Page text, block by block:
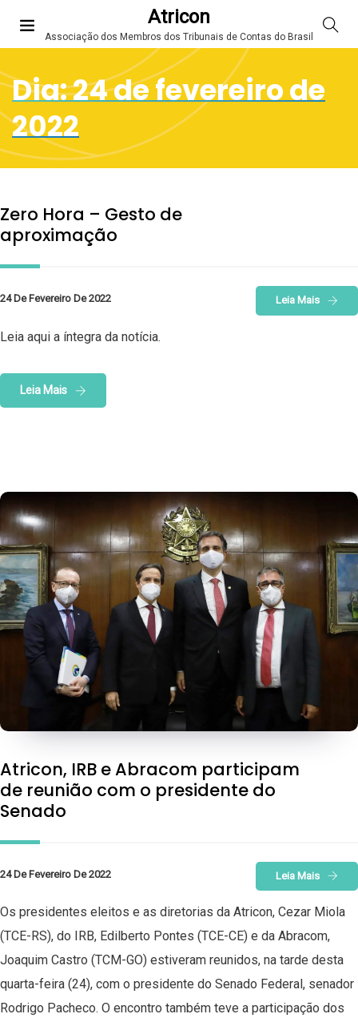
Atricon
Associação dos Membros dos Tribunais de Contas do Brasil
Dia:24 de fevereiro de
2022
Zero Hora – Gesto de
aproximação
24 De Fevereiro De 2022 Leia Mais
Leia aqui a íntegra da notícia.
Leia Mais
Atricon, IRB e Abracom participam
de reunião com o presidente do
Senado
24 De Fevereiro De 2022 Leia Mais
Os presidentes eleitos e as diretorias da Atricon, Cezar Miola
(TCE-RS), do IRB, Edilberto Pontes (TCE-CE) e da Abracom,
Joaquim Castro (TCM-GO) estiveram reunidos, na tarde desta
quarta-feira (24), com o presidente do Senado Federal, senador
Rodrigo Pacheco. O encontro também teve a participação dos